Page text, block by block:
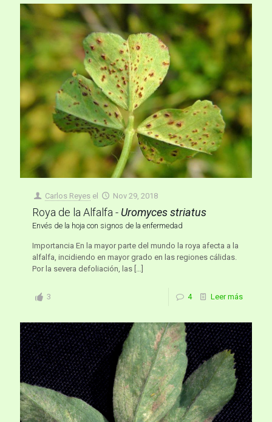
Carlos Reyes el Nov 29, 2018
Roya de la Alfalfa - Uromyces striatus
Envés de la hoja con signos de la enfermedad
Importancia En la mayor parte del mundo la roya afecta a la
alfalfa, incidiendo en mayor grado en las regiones cálidas.
Por la severa defoliación, las […]
3 4 Leer más